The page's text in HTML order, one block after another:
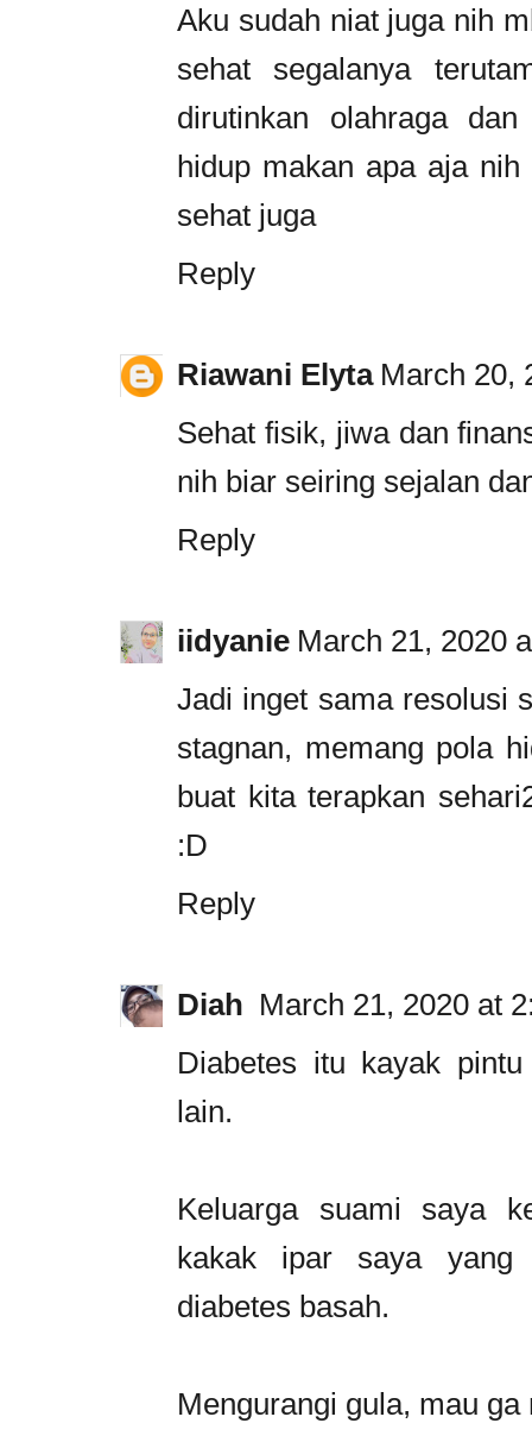
Aku sudah niat juga nih
sehat segalanya
dirutinkan olahraga
hidup makan apa aja
sehat juga
Reply
Riawani Elyta March 20,
Sehat fisik, jiwa dan
nih biar seiring sejalan
Reply
iidyanie March 21, 2020
Jadi inget sama resolusi
stagnan, memang pola
buat kita terapkan
:D
Reply
Diah March 21, 2020 at
Diabetes itu kayak
lain.
Keluarga suami saya
kakak ipar saya yang
diabetes basah.
Mengurangi gula, mau